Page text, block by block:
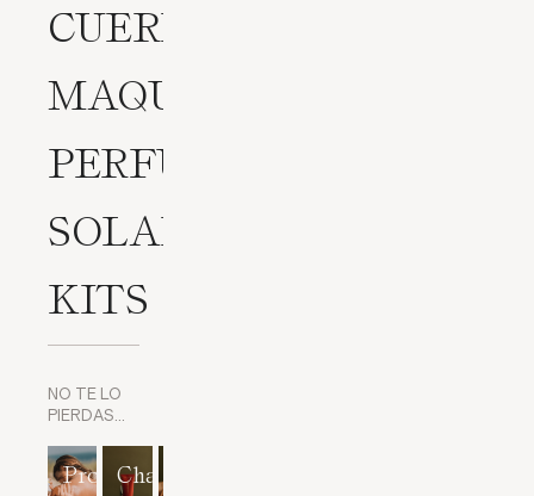
CUERPO
MAQUILLAJE
PERFUMES
SOLARES
KITS
NO TE LO
PIERDAS…
Protección
Champús